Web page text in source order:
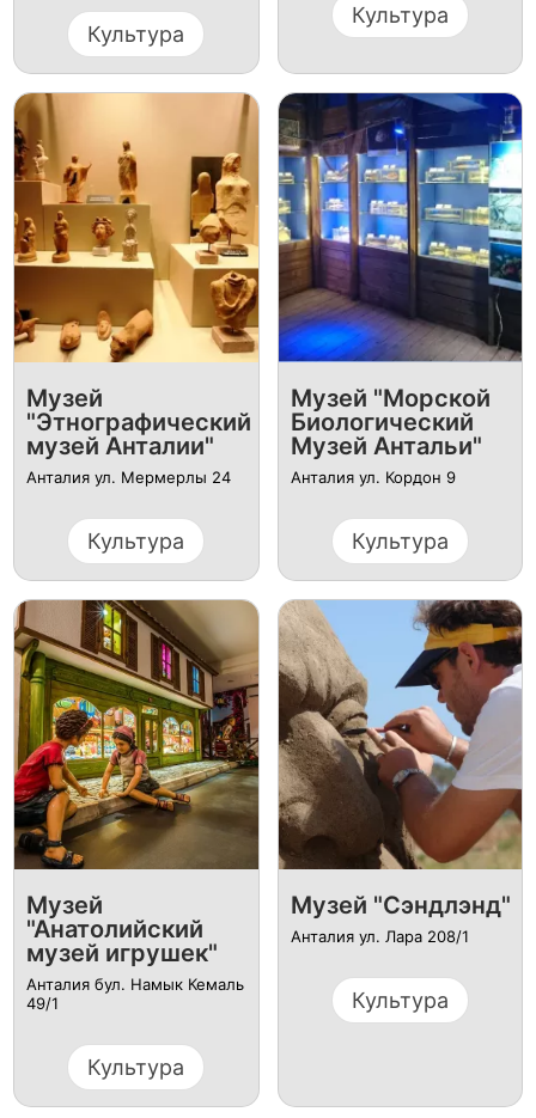
Культура
Культура
Музей
"Этнографический
музей Анталии"
Анталия ул. Мермерлы 24
Культура
Музей "Морской
Биологический
Музей Антальи"
Анталия ул. Кордон 9
Культура
Музей
"Анатолийский
музей игрушек"
Анталия бул. Намык Кемаль
49/1
Культура
Музей "Сэндлэнд"
Анталия ул. Лара 208/1
Культура